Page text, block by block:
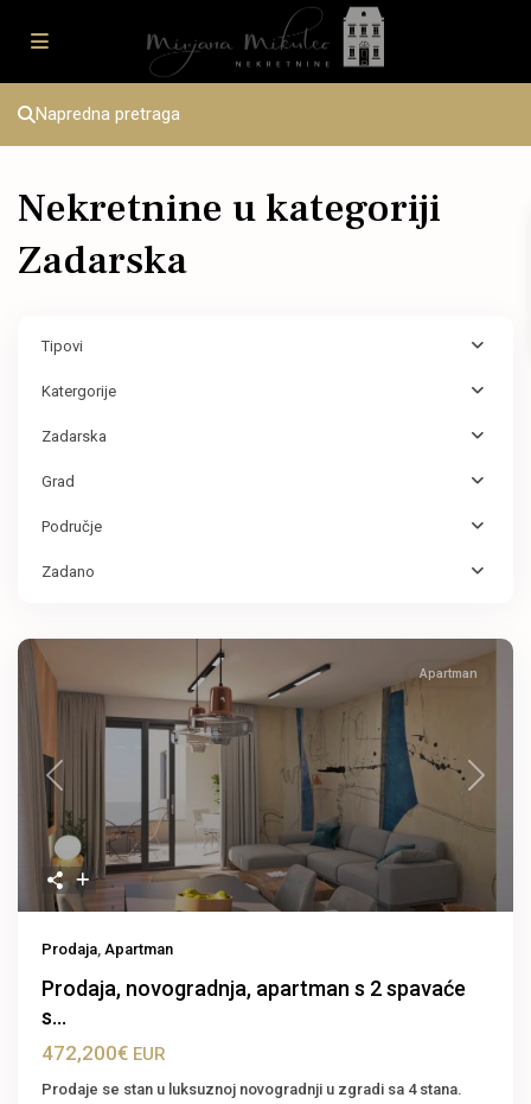
Napredna pretraga
Nekretnine u kategoriji
Zadarska
Tipovi
Katergorije
Zadarska
Grad
Područje
Zadano
Previous Next
Apartman
Prodaja, Apartman
Prodaja, novogradnja, apartman s 2 spavaće
s...
472,200€ EUR
Prodaje se stan u luksuznoj novogradnji u zgradi sa 4 stana.